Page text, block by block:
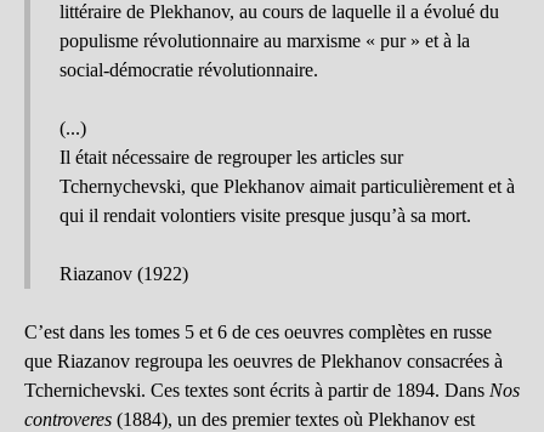
littéraire de Plekhanov, au cours de laquelle il a évolué du
populisme révolutionnaire au marxisme « pur » et à la
social-démocratie révolutionnaire.
(...)
Il était nécessaire de regrouper les articles sur
Tchernychevski, que Plekhanov aimait particulièrement et à
qui il rendait volontiers visite presque jusqu’à sa mort.
Riazanov (1922)
C’est dans les tomes 5 et 6 de ces oeuvres complètes en russe
que Riazanov regroupa les oeuvres de Plekhanov consacrées à
Tchernichevski. Ces textes sont écrits à partir de 1894. Dans Nos
controveres (1884), un des premier textes où Plekhanov est